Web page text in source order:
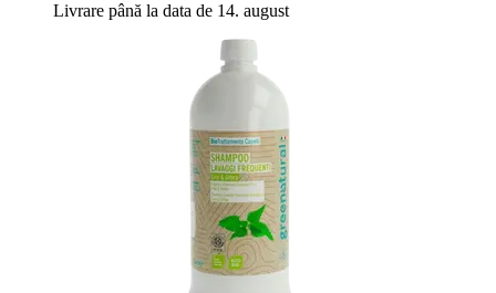
Livrare până la data de 14. august